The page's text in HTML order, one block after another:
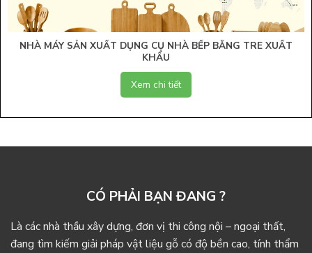
NHÀ MÁY SẢN XUẤT DỤNG CỤ NHÀ BẾP BẰNG TRE XUẤT
KHẨU
Xem chi tiết
CÓ PHẢI BẠN ĐANG ?
Là các nhà thầu xây dựng, đơn vị thi công nội – ngoại thất,
đang tìm kiếm giải pháp vật liệu gỗ có độ bền cao, tính thẩm